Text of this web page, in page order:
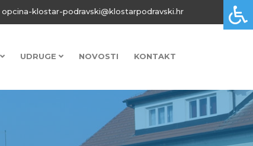
opcina-klostar-podravski@klostarpodravski.hr
UDRUGE NOVOSTI KONTAKT